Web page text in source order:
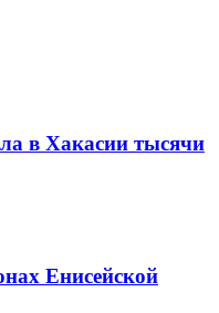
в Хакасии тысячи
Енисейской